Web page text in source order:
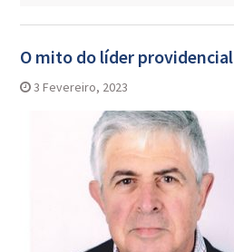
O mito do líder providencial
3 Fevereiro, 2023